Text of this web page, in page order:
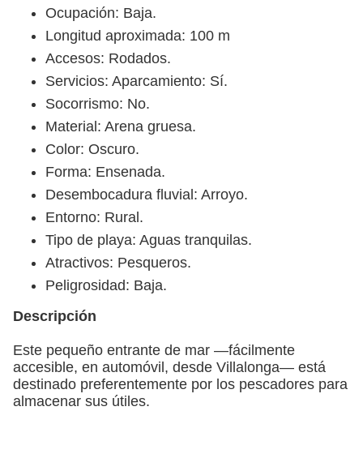
Ocupación: Baja.
Longitud aproximada: 100 m
Accesos: Rodados.
Servicios: Aparcamiento: Sí.
Socorrismo: No.
Material: Arena gruesa.
Color: Oscuro.
Forma: Ensenada.
Desembocadura fluvial: Arroyo.
Entorno: Rural.
Tipo de playa: Aguas tranquilas.
Atractivos: Pesqueros.
Peligrosidad: Baja.
Descripción
Este pequeño entrante de mar —fácilmente
accesible, en automóvil, desde Villalonga— está
destinado preferentemente por los pescadores para
almacenar sus útiles.